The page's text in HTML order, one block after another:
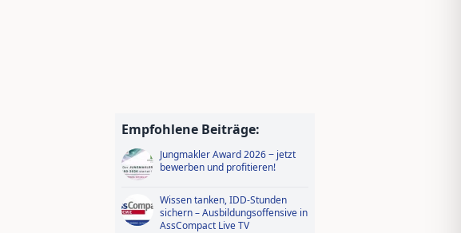
Empfohlene Beiträge:
Jungmakler Award 2026 − jetzt
bewerben und profitieren!
Wissen tanken, IDD-Stunden
sichern – Ausbildungsoffensive in
AssCompact Live TV